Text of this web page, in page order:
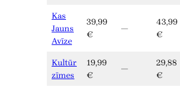
Kas
Jauns
Avīze
39,99
€
—
43,99
€
Kultūr
zīmes
19,99
€
—
29,88
€